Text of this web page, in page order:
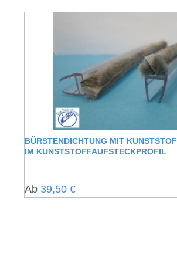
BÜRSTENDICHTUNG MIT
IM KUNSTSTOFFAUFSTECKPROFIL
Regulärer Preis:
Ab 39,50 €